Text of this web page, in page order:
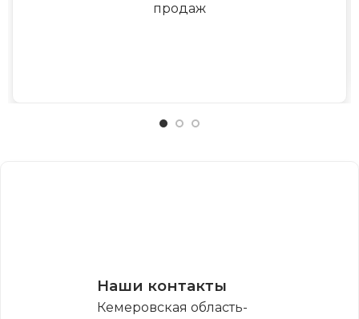
продаж
Наши контакты
Кемеровская область-